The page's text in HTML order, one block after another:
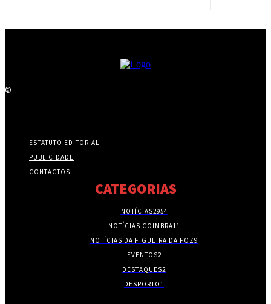
©
ESTATUTO EDITORIAL
PUBLICIDADE
CONTACTOS
CATEGORIAS
NOTÍCIAS2954
NOTÍCIAS COIMBRA11
NOTÍCIAS DA FIGUEIRA DA FOZ9
EVENTOS2
DESTAQUES2
DESPORTO1